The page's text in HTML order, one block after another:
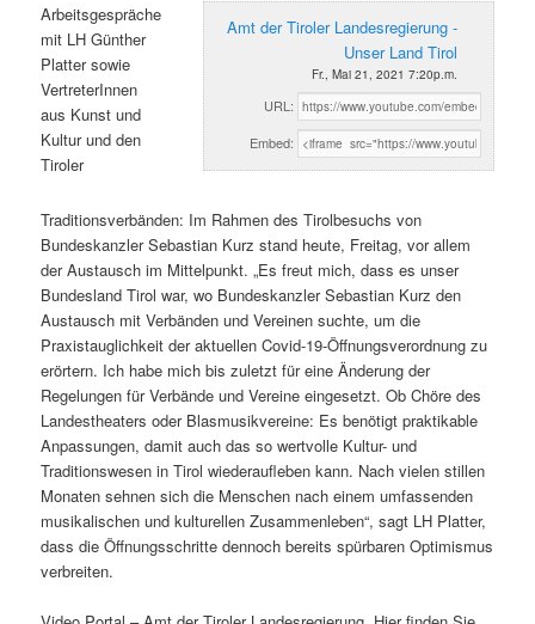
Amt der Tiroler Landesregierung -
Unser Land Tirol
Fr., Mai 21, 2021 7:20p.m.
URL:
Embed:
Arbeitsgespräche
mit LH Günther
Platter sowie
VertreterInnen
aus Kunst und
Kultur und den
Tiroler
Traditionsverbänden: Im Rahmen des Tirolbesuchs von
Bundeskanzler Sebastian Kurz stand heute, Freitag, vor allem
der Austausch im Mittelpunkt. „Es freut mich, dass es unser
Bundesland Tirol war, wo Bundeskanzler Sebastian Kurz den
Austausch mit Verbänden und Vereinen suchte, um die
Praxistauglichkeit der aktuellen Covid-19-Öffnungsverordnung zu
erörtern. Ich habe mich bis zuletzt für eine Änderung der
Regelungen für Verbände und Vereine eingesetzt. Ob Chöre des
Landestheaters oder Blasmusikvereine: Es benötigt praktikable
Anpassungen, damit auch das so wertvolle Kultur- und
Traditionswesen in Tirol wiederaufleben kann. Nach vielen stillen
Monaten sehnen sich die Menschen nach einem umfassenden
musikalischen und kulturellen Zusammenleben“, sagt LH Platter,
dass die Öffnungsschritte dennoch bereits spürbaren Optimismus
verbreiten.